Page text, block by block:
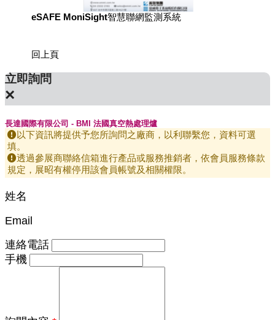
eSAFE MoniSight智慧聯網監測系統
回上頁
立即詢問
×
長達國際有限公司 - BMI 法國真空熱處理爐
以下資訊將提供予您所詢問之廠商，以利聯繫您，資料可選
填。
透過參展商聯絡信箱進行產品或服務推銷者，依會員服務條款
規定，展昭有權停用該會員帳號及相關權限。
姓名
Email
連絡電話
手機